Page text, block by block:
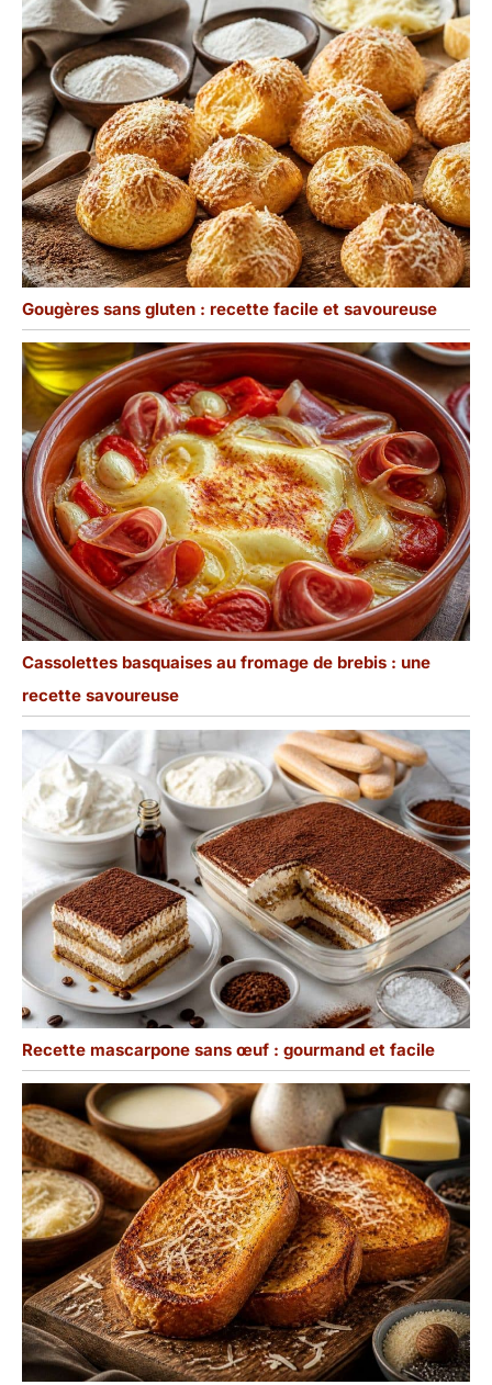
Gougères sans gluten : recette facile et savoureuse
Cassolettes basquaises au fromage de brebis : une
recette savoureuse
Recette mascarpone sans œuf : gourmand et facile